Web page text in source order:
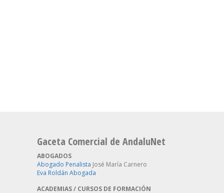
Gaceta Comercial de AndaluNet
ABOGADOS
Abogado Penalista José María Carnero
Eva Roldán Abogada
ACADEMIAS / CURSOS DE FORMACIÓN